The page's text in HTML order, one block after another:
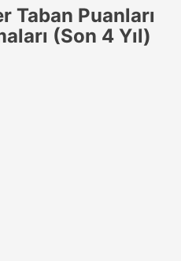
Taban Puanları
(Son 4 Yıl)